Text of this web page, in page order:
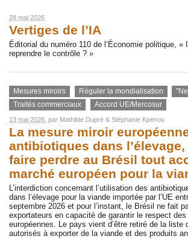
28 mai 2026
Vertiges de l’IA
Éditorial du numéro 110 de l’Économie politique, «
reprendre le contrôle ? »
Mesures miroirs Réguler la mondialisation
Traités commerciaux
Accord UE/Mercosur
13 mai 2026 , par Mathilde Dupré & Stéphanie Kpenou
La mesure miroir
antibiotiques dans
faire perdre au Brésil tout
marché européen pour la
L’interdiction concernant l’utilisation des
dans l’élevage pour la viande importée par l’UE
septembre 2026 et pour l’instant, le Brésil ne fait
exportateurs en capacité de garantir le respect
européennes. Le pays vient d’être retiré de la liste
autorisés à exporter de la viande et des produits